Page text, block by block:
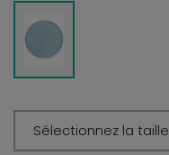
Sélectionnez la taille